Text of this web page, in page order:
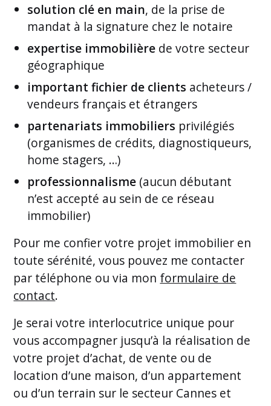
solution clé en main, de la prise de
mandat à la signature chez le notaire
expertise immobilièrede votre secteur
géographique
important fichier de clients acheteurs /
vendeurs français et étrangers
partenariats immobiliers privilégiés
(organismes de crédits, diagnostiqueurs,
home stagers, …)
professionnalisme(aucun débutant
n’est accepté au sein de ce réseau
immobilier)
Pour me confier votre projet immobilier en
toute sérénité, vous pouvez me contacter
par téléphone ou via mon formulaire de
contact.
Je serai votre interlocutrice unique pour
vous accompagner jusqu’à la réalisation de
votre projet d’achat, de vente ou de
location d’une maison, d’un appartement
ou d’un terrain sur le secteur Cannes et